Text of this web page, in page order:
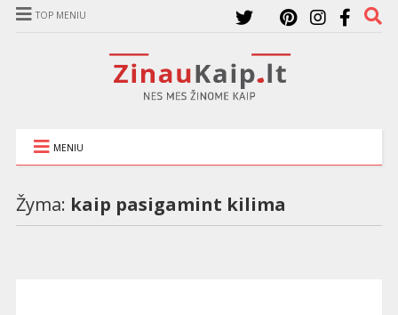
TOP MENIU
MENIU
Žyma: kaip pasigamint kilima